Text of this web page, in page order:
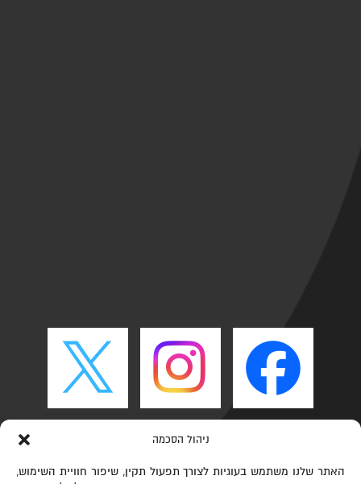
ניהול הסכמה
האתר שלנו משתמש בעוגיות לצורך תפעול תקין, שיפור חוויית השימוש,